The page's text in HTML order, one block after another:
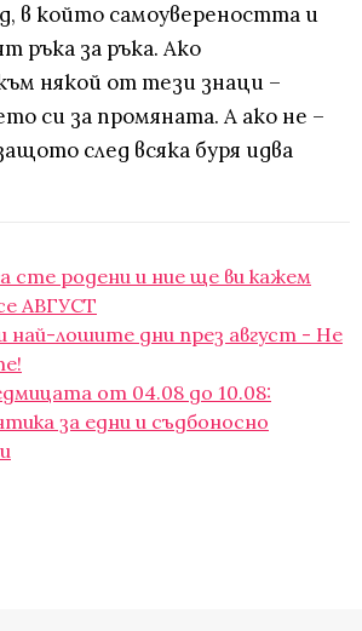
в който самоувереността и
ръка за ръка. Ако
някой от тези знаци –
си за промяната. А ако не –
след всяка буря идва
сте родени и ние ще ви кажем
АВГУСТ
най-лошите дни през август - Не
от 04.08 до 10.08:
за едни и съдбоносно